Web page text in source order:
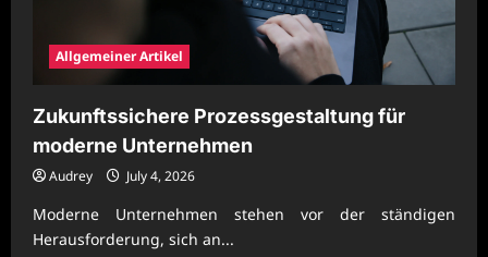
Allgemeiner Artikel
Zukunftssichere Prozessgestaltung für
moderne Unternehmen
Audrey July 4, 2026
Moderne Unternehmen stehen vor der ständigen
Herausforderung, sich an...